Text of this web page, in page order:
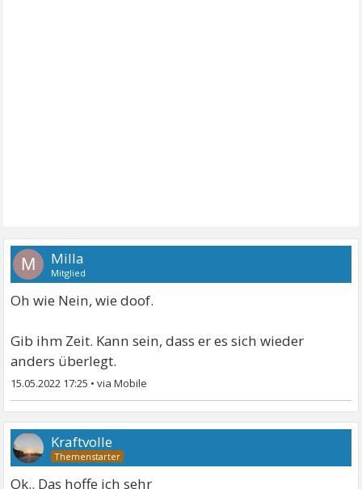
M Milla
Mitglied
Oh wie Nein, wie doof.
Gib ihm Zeit. Kann sein, dass er es sich wieder
anders überlegt.
15.05.2022 17:25 •
Kraftvolle
Ok.. Das hoffe ich sehr